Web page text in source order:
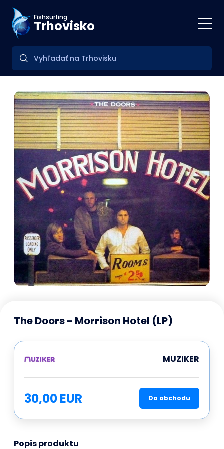
Fishsurfing
Trhovisko
The Doors - Morrison Hotel (LP)
MUZIKER
30,00 EUR Do obchodu
Popis produktu